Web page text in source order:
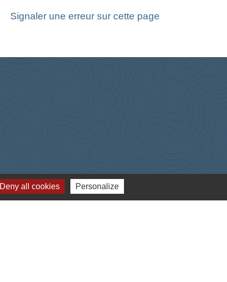
Signaler une erreur sur cette page
Deny all cookies Personalize